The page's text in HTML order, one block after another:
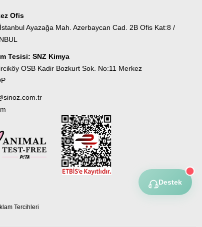
Ofis
Ayazağa Mah. Azerbaycan Cad. 2B Ofis Kat:8 /
Tesisi: SNZ Kimya
OSB Kadir Bozkurt Sok. No:11 Merkez
Tercihleri
Destek